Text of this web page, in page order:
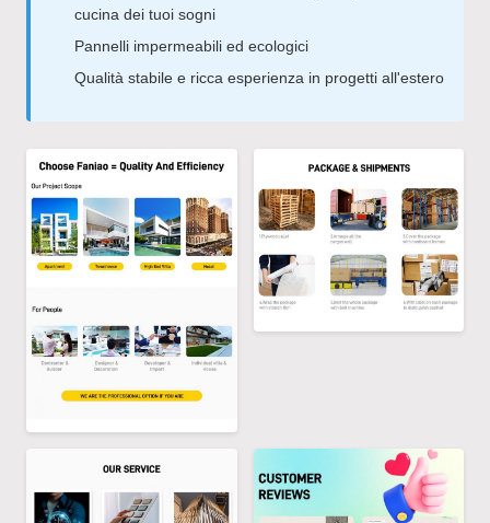
cucina dei tuoi sogni
Pannelli impermeabili ed ecologici
Qualità stabile e ricca esperienza in progetti all'estero